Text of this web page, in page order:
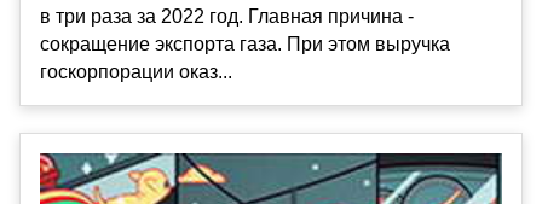
в три раза за 2022 год. Главная причина -
сокращение экспорта газа. При этом выручка
госкорпорации оказ...